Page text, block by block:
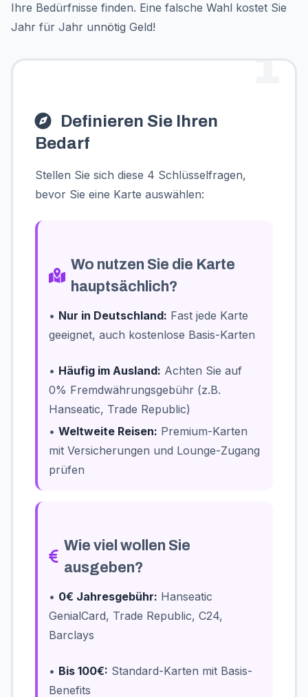
Ihre Bedürfnisse finden. Eine falsche Wahl kostet Sie
Jahr für Jahr unnötig Geld!
1
Definieren Sie Ihren
Bedarf
Stellen Sie sich diese 4 Schlüsselfragen,
bevor Sie eine Karte auswählen:
Wo nutzen Sie die Karte
hauptsächlich?
• Nur in Deutschland: Fast jede Karte
geeignet, auch kostenlose Basis-Karten
• Häufig im Ausland: Achten Sie auf
0% Fremdwährungsgebühr (z.B.
Hanseatic, Trade Republic)
• Weltweite Reisen: Premium-Karten
mit Versicherungen und Lounge-Zugang
prüfen
Wie viel wollen Sie
ausgeben?
• 0€ Jahresgebühr: Hanseatic
GenialCard, Trade Republic, C24,
Barclays
• Bis 100€: Standard-Karten mit Basis-
Benefits